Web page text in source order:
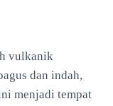
vulkanik
dan indah,
menjadi tempat